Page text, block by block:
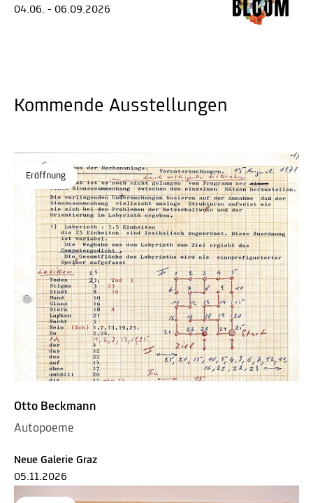
04.06. - 06.09.2026
Kommende Ausstellungen
Eröffnung
Otto Beckmann
Autopoeme
Neue Galerie Graz
05.11.2026